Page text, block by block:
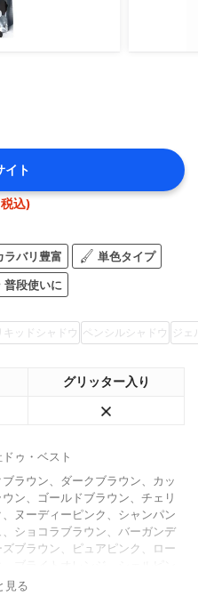
イト
込)
ラバリ豊富 単色タイプ
普段使いに
キッドシャドウ ペンシルシャドウ ジェ
グリッター入り
ゥ・ベスト
ブラウン、ダークブラウン、カッ
ン、ゴールドブラウン、チェリ
、ヌーディーピンク、シャンパン
ショコラブラウン、バーガンデ
ズブラウン、ピュアピンク、ロー
ルベージュ、シェルホワイト、シ
見る